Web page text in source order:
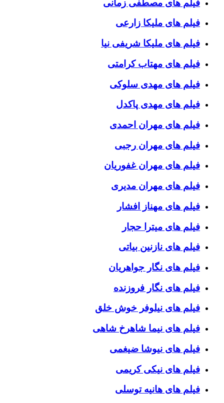
فیلم های مصطفی زمانی
فیلم های ملیکا زارعی
فیلم های ملیکا شریفی نیا
فیلم های مهتاب کرامتی
فیلم های مهدی سلوکی
فیلم های مهدی پاکدل
فیلم های مهران احمدی
فیلم های مهران رجبی
فیلم های مهران غفوریان
فیلم های مهران مدیری
فیلم های مهناز افشار
فیلم های میترا حجار
فیلم های نازنین بیاتی
فیلم های نگار جواهریان
فیلم های نگار فروزنده
فیلم های نیلوفر خوش خلق
فیلم های نیما شاهرخ شاهی
فیلم های نیوشا ضیغمی
فیلم های نیکی کریمی
فیلم های هانیه توسلی